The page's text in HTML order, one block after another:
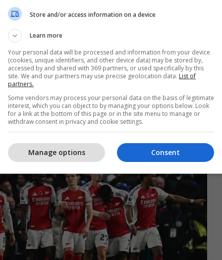
do të ishte hera e tretë radhazi për
e dytë dhe do të testonte vërtet
të klubit ashtu edhe të Mikel Artetës, të cilët
Arsenalin drejt titullit të parë që nga
gjithë bien dakord që Arsenali duhet të
një sulmues të ri këtë verë pasi këtë nuk ia dolën
kalimtar të janarit.
Store and/or access information on a device
Learn more
Your personal data will be processed and information from your device
(cookies, unique identifiers, and other device data) may be stored by,
accessed by and shared with 369 partners, or used specifically by this
site. We and our partners may use precise geolocation data. List of
partners.
Some vendors may process your personal data on the basis of legitimate
interest, which you can object to by managing your options below. Look
for a link at the bottom of this page or in the site menu to manage or
withdraw consent in privacy and cookie settings.
Consent
Manage options